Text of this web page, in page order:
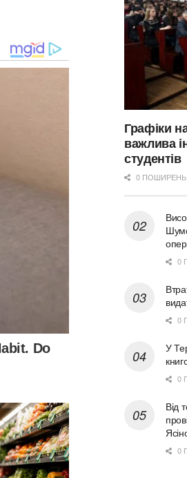
Графіки
важлива
студентів
0 ПОШИРЕНЬ
0
0
У
0
Від
0